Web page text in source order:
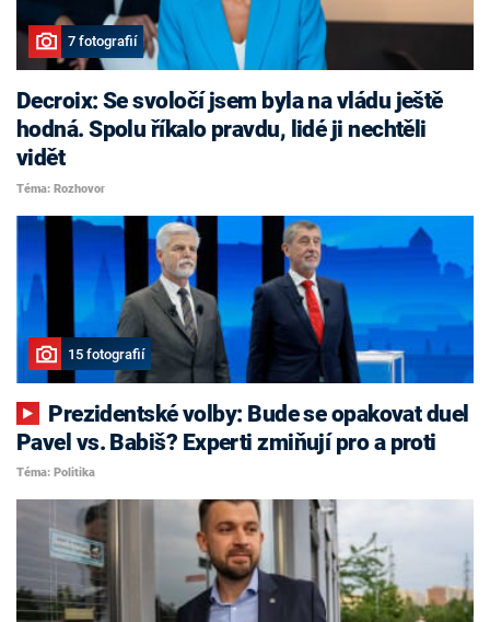
7 fotografií
Decroix: Se svoločí jsem byla na vládu ještě
hodná. Spolu říkalo pravdu, lidé ji nechtěli
vidět
Téma: Rozhovor
15 fotografií
Pavel vs. Babiš? Experti zmiňují pro a proti
Téma: Politika